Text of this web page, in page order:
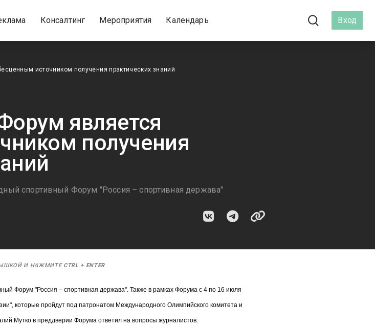
Консалтинг Мероприятия Календарь Вход
источником получения практических знаний
является
получения
спортивный Форум "Россия – спортивная держава"
И НАЖМИТЕ CTRL + ENTER
Форум "Россия – спортивная держава". Также в рамках Форума с 4 по 16 июля
которые пройдут под патронатом Международного Олимпийского комитета и
Мутко в преддверии Форума ответил на вопросы журналистов.